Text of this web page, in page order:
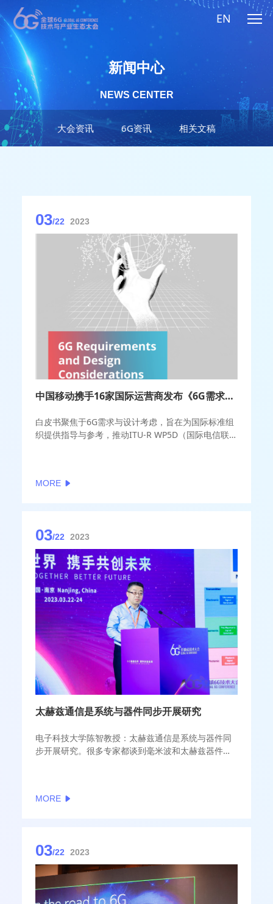
EN
大会资讯 6G资讯 相关文稿
新闻中心
NEWS CENTER
03/22 2023
中国移动携手16家国际运营商发布《6G需求与设计考虑》白皮书
白皮书聚焦于6G需求与设计考虑，旨在为国际标准组
织提供指导与参考，推动ITU-R WP5D（国际电信联
需求以及未来用例的新能力需求，并提出6G系统架构
MORE
03/22 2023
太赫兹通信是系统与器件同步开展研究
电子科技大学陈智教授：太赫兹通信是系统与器件同
步开展研究。很多专家都谈到毫米波和太赫兹器件，
MORE
03/22 2023